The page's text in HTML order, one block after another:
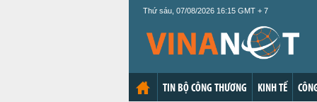
Thứ sáu, 07/08/2026 16:15 GMT + 7
TIN BỘ CÔNG THƯƠNG KINH TẾ